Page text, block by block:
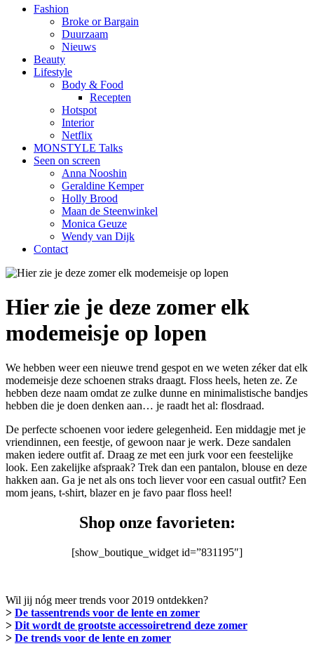
Fashion
Broke or Bargain
Duurzaam
Nieuws
Beauty
Lifestyle
Body & Food
Recepten
Hotspot
Interior
Netflix
MONSTYLE Talks
Seen on screen
Anna Nooshin
Geraldine Kemper
Holly Brood
Maan de Steenwinkel
Monica Geuze
Wendy van Dijk
Contact
Hier zie je deze zomer elk
modemeisje op lopen
We hebben weer een nieuwe trend gespot en we weten zéker dat elk
modemeisje deze schoenen straks draagt. Floss heels, heten ze. Ze
hebben deze naam omdat ze zulke dunne en minimalistische bandjes
hebben die je doen denken aan… je raadt het al: flosdraad.
De perfecte schoenen voor iedere gelegenheid. Een middagje met je
vriendinnen, een feestje, of gewoon naar je werk. Deze sandalen
maken iedere outfit af. Draag ze met een jurk voor een feestelijke
look. Een zakelijke afspraak? Trek dan een pantalon, blouse en deze
hakken aan. Ga je net als ons toch liever voor een casual outfit? Een
mom jeans, t-shirt, blazer en je favo paar floss heel!
Shop onze favorieten:
[show_boutique_widget id=”831195″]
Wil jij nóg meer trends voor 2019 ontdekken?
> De tassentrends voor de lente en zomer
> Dit wordt de grootste accessoiretrend deze zomer
> De trends voor de lente en zomer